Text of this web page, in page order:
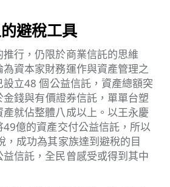
避稅工具
行，仍限於商業信託的思維
資本家財務運作與資產管理之
立48 個公益信託，資產總額突
錢與有價證券信託，單單台塑
就佔整體八成以上。以王永慶
億的資產交付公益信託，所以
，成功為其家族達到避稅的目
信託，全民曾感受或得到其中